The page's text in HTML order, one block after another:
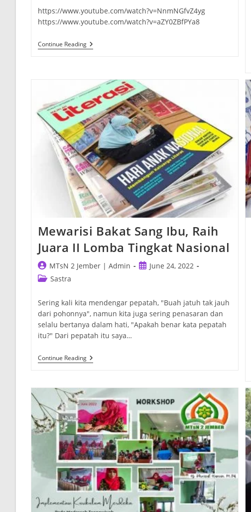
https://www.youtube.com/watch?v=NnmNGfvZ4yg
https://www.youtube.com/watch?v=aZY0ZBfPYa8
Continue ReadingHaflatul
Imtihan
MTsN
2
Jember
|
Al
Quran
Di
Dadaku
Al
Quran
Pedoman
Hidupku
Mewarisi Bakat Sang Ibu, Raih
Juara II Lomba Tingkat Nasional
Post
author:
MTsN 2 Jember | Admin
PostJune 24, 2022
PostSastra
Sering kali kita mendengar pepatah, "Buah jatuh tak jauh
dari pohonnya", namun kita juga sering penasaran dan
selalu bertanya dalam hati, "Apakah benar kata pepatah
itu?" Dari pepatah itu saya…
Continue ReadingMewarisi
Bakat
Raih
Juara
II
Lomba
Tingkat
Nasional